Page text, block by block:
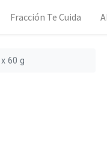
Fracción Te Cuida
60 g